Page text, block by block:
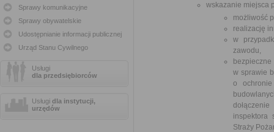
Sprawy komunikacyjne
Sprawy obywatelskie
Udostępnianie informacji publicznej
Urząd Stanu Cywilnego
Usługi
dla przedsiębiorców
Usługi dla instytucji,
urzędów
wskazanie miejsca
możliwość
realizację
w
zawodu,
w sprawie
o
inspektora
Straży